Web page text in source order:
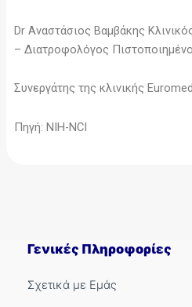
Dr Αναστάσιος Βαμβάκης
– Διατροφολόγος
Συνεργάτης της κλινικής
Πηγή: NIH-NCI
Γενικές Πληροφορίες
Σχετικά με Εμάς